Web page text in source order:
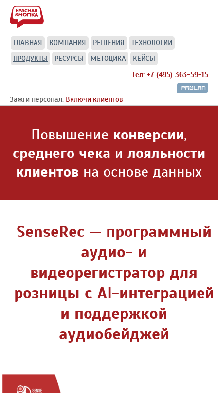
ГЛАВНАЯ КОМПАНИЯ РЕШЕНИЯ
ТЕХНОЛОГИИ
ПРОДУКТЫ
РЕСУРСЫ МЕТОДИКА
КЕЙСЫ
Тел: +7 (495) 363-59-15
Зажги персонал. Включи клиентов
Повышение конверсии,
среднего чека и лояльности
клиентов на основе данных
SenseRec — программный
аудио- и
видеорегистратор для
розницы с AI-интеграцией
и поддержкой
аудиобейджей